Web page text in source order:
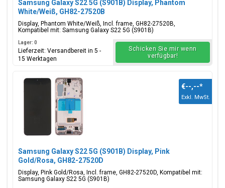
Samsung Galaxy S22 5G (S901B) Display, Phantom
White/Weiß, GH82-27520B
Display, Phantom White/Weiß, Incl. frame, GH82-27520B,
Kompatibel mit: Samsung Galaxy S22 5G (S901B)
Lager: 0
Lieferzeit: Versandbereit in 5 -
15 Werktagen
Schicken Sie mir wenn
verfügbar!
Samsung Galaxy S22 5G (S901B) Display, Pink
Gold/Rosa, GH82-27520D
Display, Pink Gold/Rosa, Incl. frame, GH82-27520D, Kompatibel mit:
Samsung Galaxy S22 5G (S901B)
€--,--*
Exkl. MwSt.